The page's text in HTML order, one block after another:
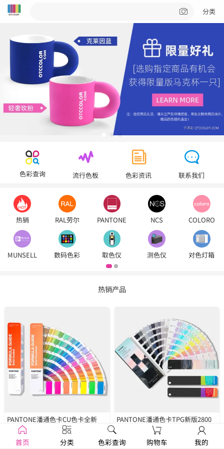
分类
色彩查询 流行色板 色彩资讯 联系我们
热销 RAL劳尔 PANTONE NCS COLORO
MUNSELL 数码色彩 取色仪 测色仪 对色灯箱
热销产品
PANTONE潘通色卡CU色卡全新
2390色
￥1250
PANTONE潘通色卡TPG新版2800
FHIP110C
￥1679
首页 分类 色彩查询 购物车 我的